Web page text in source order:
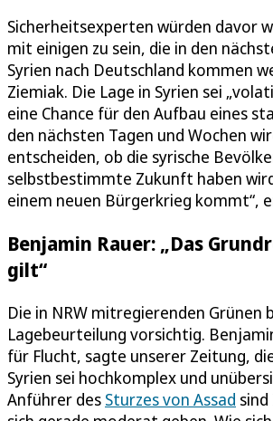
Sicherheitsexperten würden davor
mit einigen zu sein, die in den
Syrien nach Deutschland kommen
Ziemiak. Die Lage in Syrien sei
eine Chance für den Aufbau eines
den nächsten Tagen und Wochen
entscheiden, ob die syrische
selbstbestimmte Zukunft haben
einem neuen Bürgerkrieg kommt“,
Benjamin Rauer: „Das
gilt“
Die in NRW mitregierenden Grünen
Lagebeurteilung vorsichtig.
für Flucht, sagte unserer Zeitung,
Syrien sei hochkomplex und
Anführer des Sturzes von Assad